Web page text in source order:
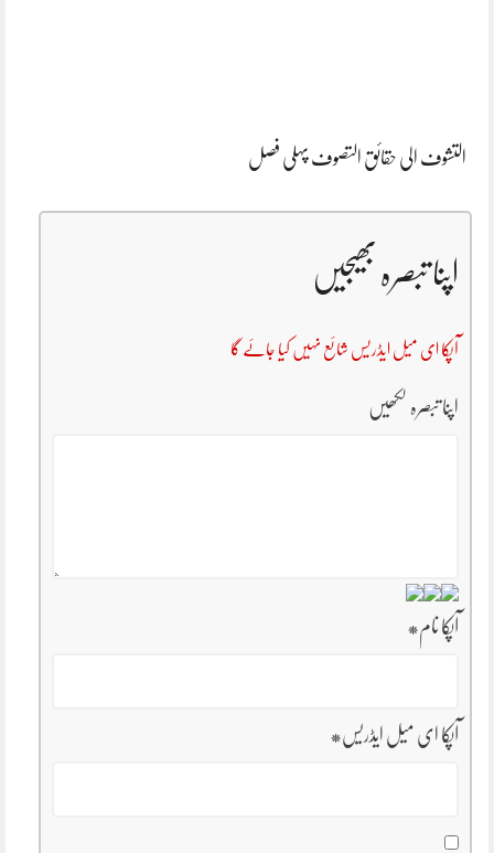
التشوف الی حقائق التصوف پہلی فصل
اپنا تبصرہ بھیجیں
آپکا ای میل ایڈریس شائع نہیں کیا جائے گا
اپنا تبصرہ لکھیں
آپکا نام*
آپکا ای میل ایڈریس*